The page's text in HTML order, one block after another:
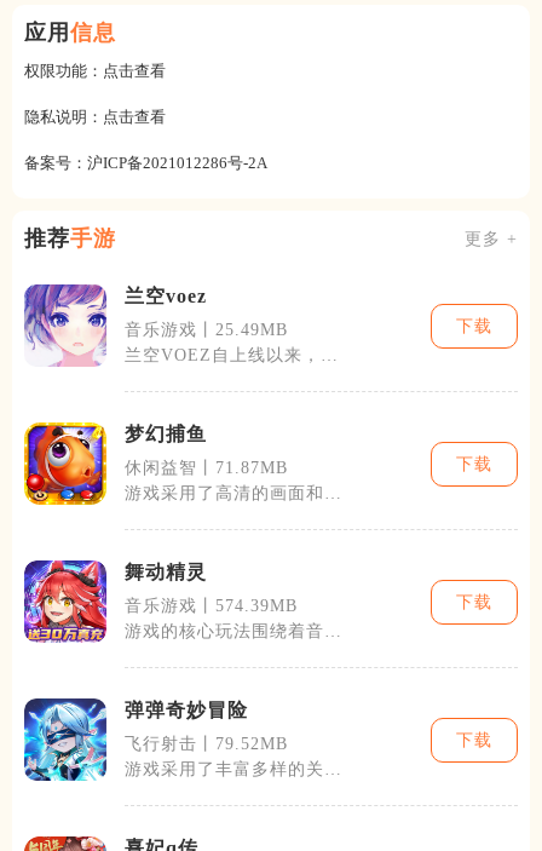
应用 信息
权限功能： 点击查看
隐私说明： 点击查看
备案号： 沪ICP备2021012286号-2A
推荐手游 更多 +
兰空voez
音乐游戏丨25.49MB
兰空VOEZ自上线以来，就
下载
梦幻捕鱼
休闲益智丨71.87MB
游戏采用了高清的画面和真
下载
舞动精灵
音乐游戏丨574.39MB
游戏的核心玩法围绕着音乐
下载
弹弹奇妙冒险
飞行射击丨79.52MB
游戏采用了丰富多样的关卡
下载